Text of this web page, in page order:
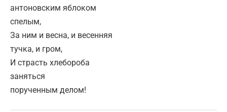
антоновским яблоком
спелым,
За ним и весна, и весенняя
тучка, и гром,
И страсть хлебороба
заняться
порученным делом!